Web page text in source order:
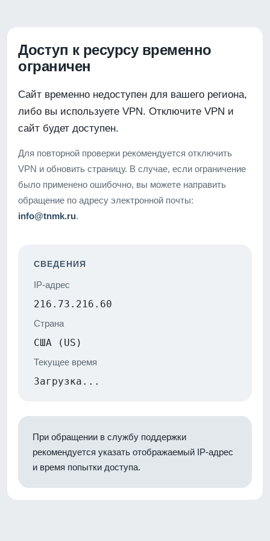
Доступ к ресурсу временно
ограничен
Сайт временно недоступен для вашего региона,
либо вы используете VPN. Отключите VPN и
сайт будет доступен.
Для повторной проверки рекомендуется отключить
VPN и обновить страницу. В случае, если ограничение
было применено ошибочно, вы можете направить
обращение по адресу электронной почты:
info@tnmk.ru.
СВЕДЕНИЯ
IP-адрес
216.73.216.60
Страна
США (US)
Текущее время
Загрузка...
При обращении в службу поддержки
рекомендуется указать отображаемый IP-адрес
и время попытки доступа.